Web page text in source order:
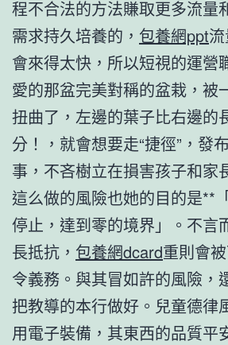
程不合法的方法賺取更多流量
需求持久培養的， 包養網ppt
會來得太快，所以短視的運營
愛的那盆完美對稱的盆栽，被
扭曲了，左邊的葉子比右邊的
分！，就會想要走“捷徑”，發
事，不吝樹立在損害孩子和家
這么做的風險也她的目的是**
停止，達到零的境界」。不言
長抵抗， 包養網dcard重則會
令義務。與其冒如許的風險，
把教導的本行做好。兒童德律
用電子裝備，其東西的品質平